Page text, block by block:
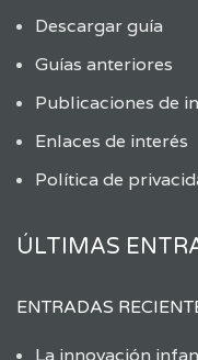
Descargar guía
Guías anteriores
Publicaciones de
Enlaces de interés
Política de
ÚLTIMAS
ENTRADAS
La innovación